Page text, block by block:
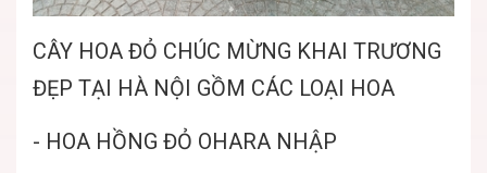
CÂY HOA ĐỎ CHÚC MỪNG KHAI TRƯƠNG
ĐẸP TẠI HÀ NỘI GỒM CÁC LOẠI HOA
- HOA HỒNG ĐỎ OHARA NHẬP